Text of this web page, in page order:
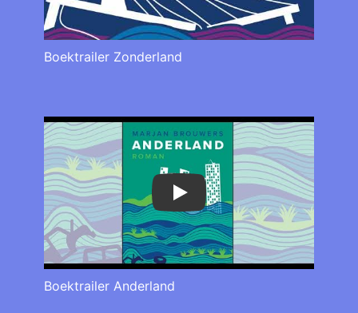
Boektrailer Zonderland
Play
Boektrailer Anderland